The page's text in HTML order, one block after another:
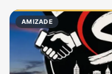
AMIZADE